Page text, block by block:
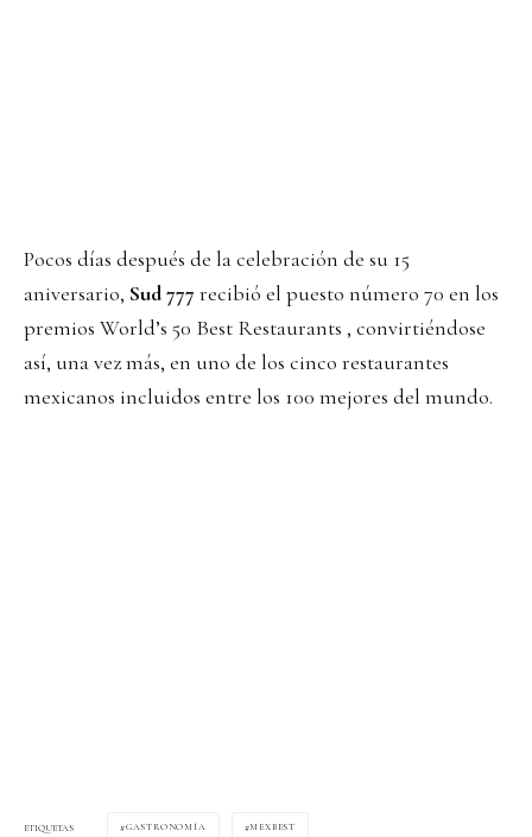
Pocos días después de la celebración de su 15
aniversario, Sud 777 recibió el puesto número 70 en los
premios World’s 50 Best Restaurants , convirtiéndose
así, una vez más, en uno de los cinco restaurantes
mexicanos incluidos entre los 100 mejores del mundo.
ETIQUETAS GASTRONOMÍA MEXBEST